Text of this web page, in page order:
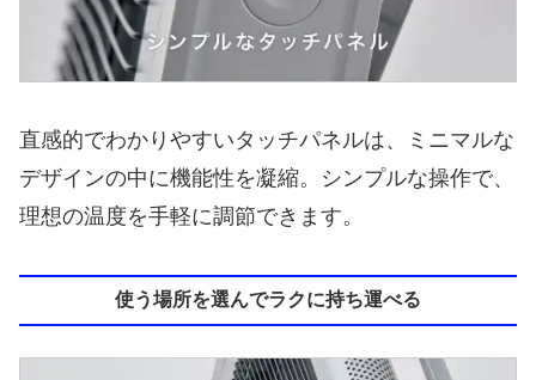
直感的でわかりやすいタッチパネルは、ミニマルな
デザインの中に機能性を凝縮。シンプルな操作で、
理想の温度を手軽に調節できます。
使う場所を選んでラクに持ち運べる